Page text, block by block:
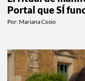
El ritual de
Portal que SÍ